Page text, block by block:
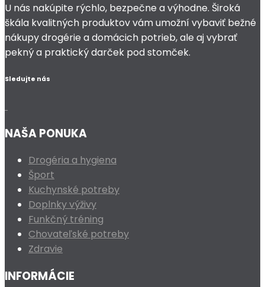
U nás nakúpite rýchlo, bezpečne a výhodne. Široká
škála kvalitných produktov vám umožní vybaviť bežné
nákupy drogérie a domácich potrieb, ale aj vybrať
pekný a praktický darček pod stomček.
Sledujte nás
NAŠA PONUKA
Drogéria a hygiena
Šport
Kuchynské potreby
Doplnky výživy
Funkčný tréning
Chovateľské potreby
Zdravie
INFORMÁCIE